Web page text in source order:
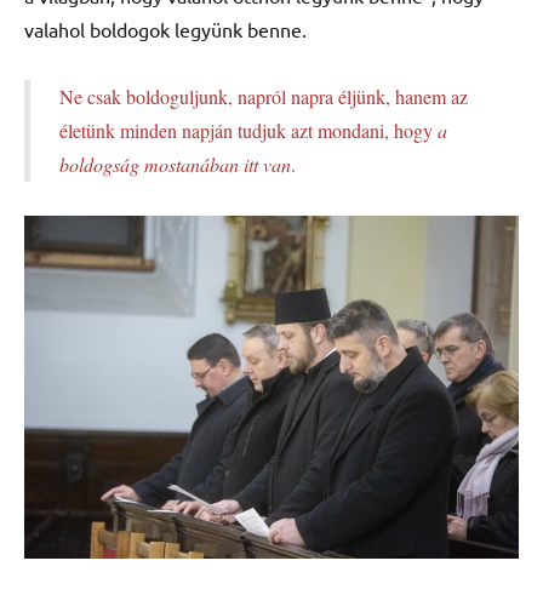
valahol boldogok legyünk benne.
Ne csak boldoguljunk, napról napra éljünk, hanem az
életünk minden napján tudjuk azt mondani, hogya
boldogság mostanában itt van.